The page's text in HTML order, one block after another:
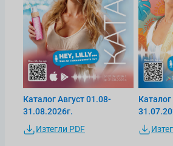
Каталог Август 01.08-
31.08.2026г.
Изтегли PDF